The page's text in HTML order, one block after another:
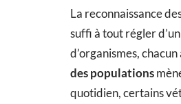
La reconnaissance
suffi à tout régler
d’organismes,
des populations
quotidien, certains